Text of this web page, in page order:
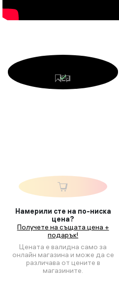
Намерили сте на по-ниска
цена?
Получете на същата цена +
подарък!
Цената е валидна само за
онлайн магазина и може да се
различава от цените в
магазините.